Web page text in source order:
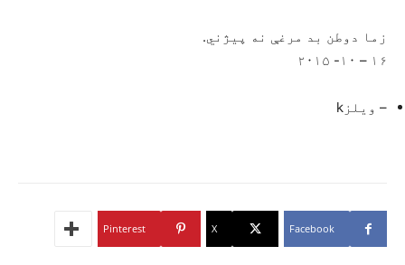
زما دوطن بد مرغې نه پیژني.
۱۶ – ۱۰- ۲۰۱۵
– ویلزk
Facebook
X
Pinterest